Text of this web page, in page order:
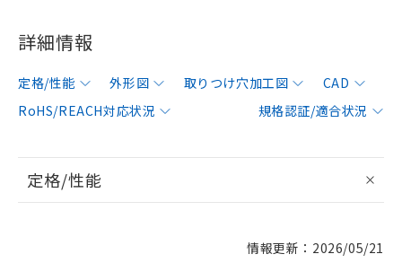
詳細情報
定格/性能 外形図 取りつけ穴加工図
CAD
RoHS/REACH対応状況
規格認証/適合状況
定格/性能
情報更新：2026/05/21